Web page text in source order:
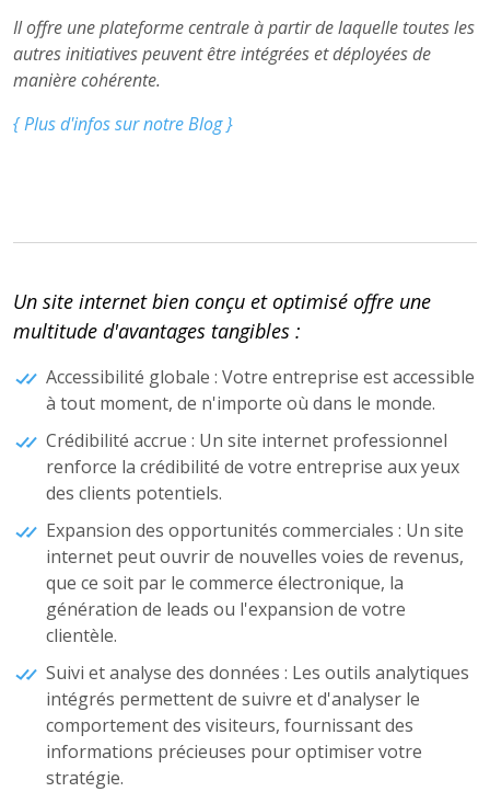
Il offre une plateforme centrale à partir de laquelle toutes les
autres initiatives peuvent être intégrées et déployées de
manière cohérente.
{ Plus d'infos sur notre Blog }
Un site internet bien conçu et optimisé offre une
multitude d'avantages tangibles :
Accessibilité globale : Votre entreprise est accessible
à tout moment, de n'importe où dans le monde.
Crédibilité accrue : Un site internet professionnel
renforce la crédibilité de votre entreprise aux yeux
des clients potentiels.
Expansion des opportunités commerciales : Un site
internet peut ouvrir de nouvelles voies de revenus,
que ce soit par le commerce électronique, la
génération de leads ou l'expansion de votre
clientèle.
Suivi et analyse des données : Les outils analytiques
intégrés permettent de suivre et d'analyser le
comportement des visiteurs, fournissant des
informations précieuses pour optimiser votre
stratégie.